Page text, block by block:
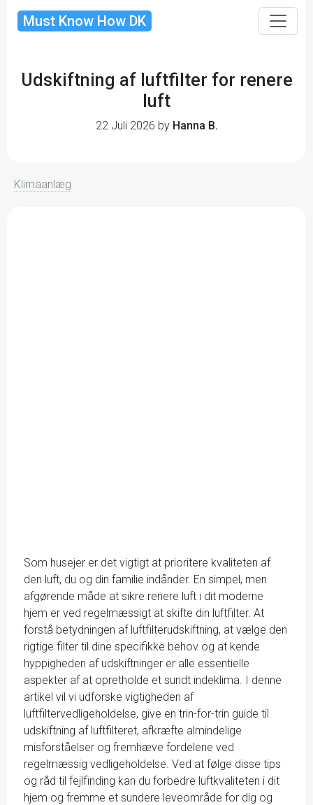
Must Know How DK
Udskiftning af luftfilter for renere
luft
22 Juli 2026 by Hanna B.
Klimaanlæg
Som husejer er det vigtigt at prioritere kvaliteten af
den luft, du og din familie indånder. En simpel, men
afgørende måde at sikre renere luft i dit moderne
hjem er ved regelmæssigt at skifte din luftfilter. At
forstå betydningen af luftfilterudskiftning, at vælge den
rigtige filter til dine specifikke behov og at kende
hyppigheden af udskiftninger er alle essentielle
aspekter af at opretholde et sundt indeklima. I denne
artikel vil vi udforske vigtigheden af
luftfiltervedligeholdelse, give en trin-for-trin guide til
udskiftning af luftfilteret, afkræfte almindelige
misforståelser og fremhæve fordelene ved
regelmæssig vedligeholdelse. Ved at følge disse tips
og råd til fejlfinding kan du forbedre luftkvaliteten i dit
hjem og fremme et sundere leveområde for dig og